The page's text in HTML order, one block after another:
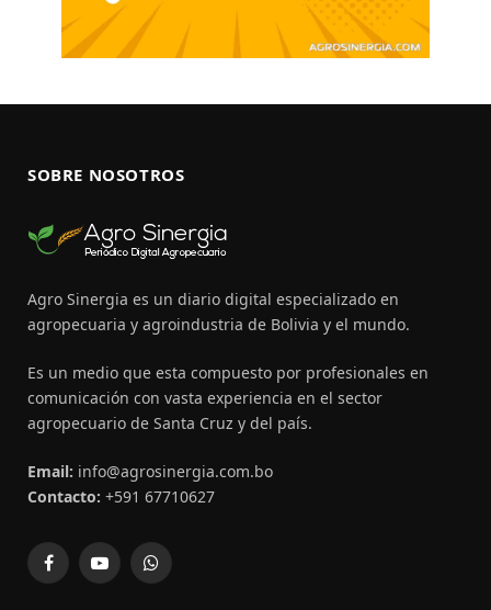
SOBRE NOSOTROS
Agro Sinergia es un diario digital especializado en
agropecuaria y agroindustria de Bolivia y el mundo.
Es un medio que esta compuesto por profesionales en
comunicación con vasta experiencia en el sector
agropecuario de Santa Cruz y del país.
Email: info@agrosinergia.com.bo
Contacto: +591 67710627
FacebookYouTubeWhatsApp